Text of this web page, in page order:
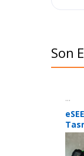
Son
...